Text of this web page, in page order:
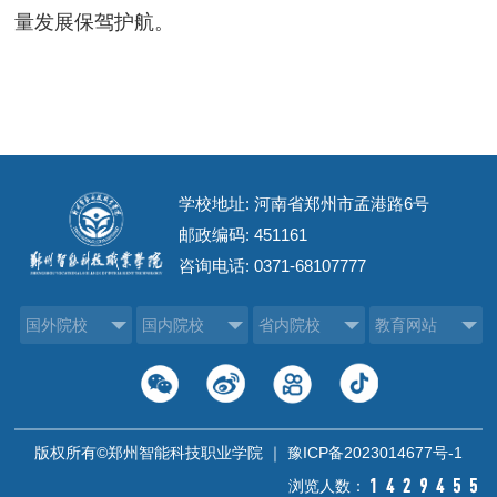
量发展保驾护航。
学校地址: 河南省郑州市孟港路6号
邮政编码: 451161
咨询电话: 0371-68107777
国外院校 国内院校 省内院校 教育网站
版权所有©郑州智能科技职业学院 ｜ 豫ICP备2023014677号-1
浏览人数：